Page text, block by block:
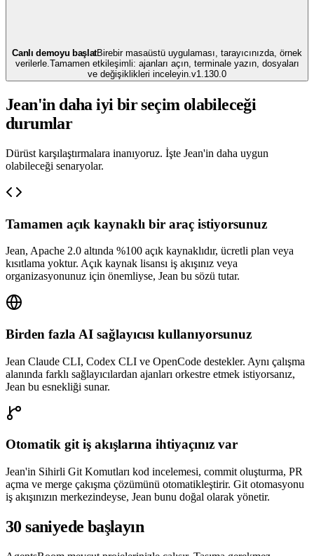
Canlı demoyu başlatBirebir masaüstü uygulaması, tarayıcınızda, örnek
verilerle. Tamamen etkileşimli: ajanları açın, terminale yazın, dosyaları
ve değişiklikleri inceleyin. v1.130.0
Jean'in daha iyi bir seçim olabileceği
durumlar
Dürüst karşılaştırmalara inanıyoruz. İşte Jean'in daha uygun
olabileceği senaryolar.
Tamamen açık kaynaklı bir araç istiyorsunuz
Jean, Apache 2.0 altında %100 açık kaynaklıdır, ücretli plan veya
kısıtlama yoktur. Açık kaynak lisansı iş akışınız veya
organizasyonunuz için önemliyse, Jean bu sözü tutar.
Birden fazla AI sağlayıcısı kullanıyorsunuz
Jean Claude CLI, Codex CLI ve OpenCode destekler. Aynı çalışma
alanında farklı sağlayıcılardan ajanları orkestre etmek istiyorsanız,
Jean bu esnekliği sunar.
Otomatik git iş akışlarına ihtiyaçınız var
Jean'in Sihirli Git Komutları kod incelemesi, commit oluşturma, PR
açma ve merge çakışma çözümünü otomatikleştirir. Git otomasyonu
iş akışınızın merkezindeyse, Jean bunu doğal olarak yönetir.
30 saniyede başlayın